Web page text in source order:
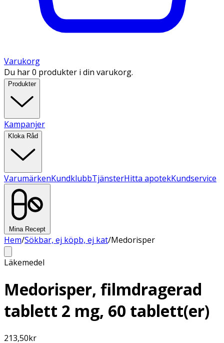
Varukorg
Du har 0 produkter i din varukorg.
Produkter
Kampanjer
Kloka Råd
VarumärkenKundklubbTjänsterHitta apotekKundservice
Mina Recept
Hem/Sökbar, ej köpb, ej kat/Medorisper
Läkemedel
Medorisper, filmdragerad
tablett 2 mg, 60 tablett(er)
213,50kr